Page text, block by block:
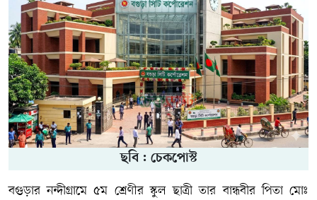
ছবি : চেকপোস্ট
বগুড়ার নন্দীগ্রামে ৫ম শ্রেণীর স্কুল ছাত্রী তার বান্ধবীর পিতা মোঃ